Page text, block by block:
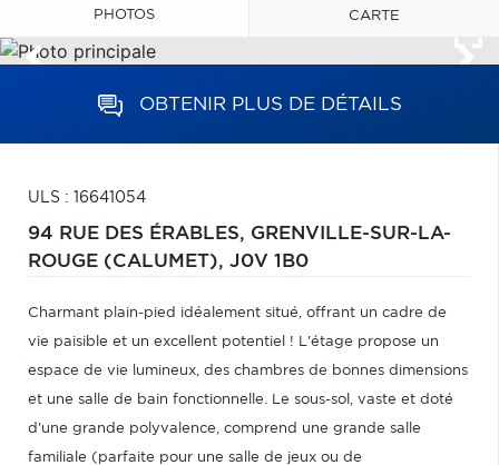
PHOTOS CARTE
OBTENIR PLUS DE DÉTAILS
ULS : 16641054
94 RUE DES ÉRABLES, GRENVILLE-SUR-LA-
ROUGE (CALUMET), J0V 1B0
Charmant plain-pied idéalement situé, offrant un cadre de
vie paisible et un excellent potentiel ! L'étage propose un
espace de vie lumineux, des chambres de bonnes dimensions
et une salle de bain fonctionnelle. Le sous-sol, vaste et doté
d'une grande polyvalence, comprend une grande salle
familiale (parfaite pour une salle de jeux ou de